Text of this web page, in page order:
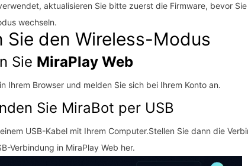
aktualisieren Sie bitte zuerst die Firmware, bevor
wechseln.
Sie den Wireless-Modus
Sie MiraPlay Web
Ihrem Browser und melden Sie sich bei Ihrem Konto an.
Sie MiraBot per USB
USB-Kabel mit Ihrem Computer.Stellen Sie dann die
Verbindung in MiraPlay Web her.